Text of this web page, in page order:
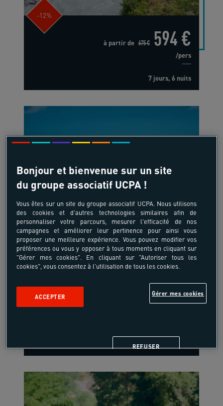
-12%
à partir de 675 € 594 €
/pers
7 jours, 6 nuits
11-13 ans
L'équitation autrement
France - Cardroc - Bretagne
820 €
7 jours, 6 nuits
Bonjour et bienvenue sur un site
du groupe associatif UCPA !
Vous êtes sur un site du groupe associatif UCPA. Nous utilisons
des cookies et d'autres technologies similaires afin de
personnaliser votre parcours, mesurer l'efficacité de nos
campagnes et améliorer leur pertinence pour ainsi vous
proposer une meilleure expérience. Vous pouvez modifier vos
préférences ou vous y opposer à tous moments en cliquant sur
"Gérer mes cookies". En cliquant sur "Autoriser tous les
cookies", vous consentez à l'utilisation de tous les cookies.
Gérer mes cookies
REFUSER
ACCEPTER